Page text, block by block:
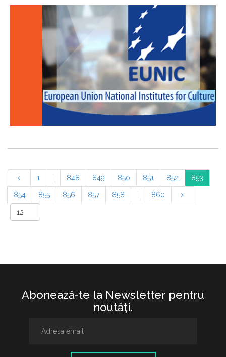
1 848 849 850 851 852 853
854 855 856 857 858 860
Abonează-te la Newsletter pentru
noutăţi.